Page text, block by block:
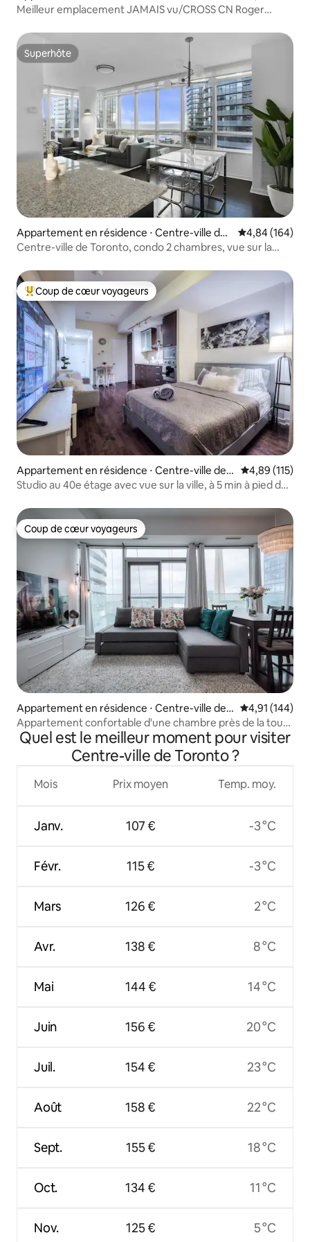
oronto
Meilleur emplacement JAMAIS vu/CROSS CN Roger
Superhôte
Superhôte
Appartement en résidence ⋅ Centre-ville de
Toronto
Évaluation
4,84 (164)
Centre-ville de Toronto, condo 2 chambres, vue sur la
Coups de cœur voyageurs les plus appréciés
Coup de cœur voyageurs
Appartement en résidence ⋅ Centre-ville de T
oronto
Évaluation
4,89 (115)
Studio au 40e étage avec vue sur la ville, à 5 min à pied de
Coup de cœur voyageurs
Coup de cœur voyageurs
Appartement en résidence ⋅ Centre-ville de T
oronto
Évaluation
4,91 (144)
Appartement confortable d'une chambre près de la tour
CN et du centre-ville
Quel est le meilleur moment pour visiter
Centre-ville de Toronto ?
Mois
Janv.
Févr.
Mars
Avr.
Mai
Juin
Juil.
Août
Sept.
Oct.
Nov.
Prix moyen
107 €
115 €
126 €
138 €
144 €
156 €
154 €
158 €
155 €
134 €
125 €
Temp. moy.
-3 °C
-3 °C
2 °C
8 °C
14 °C
20 °C
23 °C
22 °C
18 °C
11 °C
5 °C